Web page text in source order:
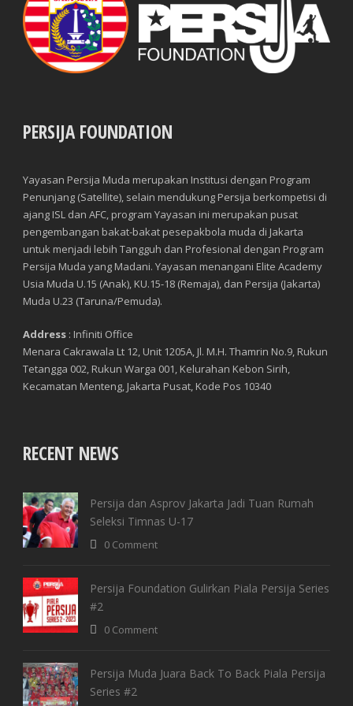
PERSIJA FOUNDATION
Yayasan Persija Muda merupakan Institusi dengan Program
Penunjang (Satellite), selain mendukung Persija berkompetisi di
ajang ISL dan AFC, program Yayasan ini merupakan pusat
pengembangan bakat-bakat pesepakbola muda di Jakarta
untuk menjadi lebih Tangguh dan Profesional dengan Program
Persija Muda yang Madani. Yayasan menangani Elite Academy
Usia Muda U.15 (Anak), KU.15-18 (Remaja), dan Persija (Jakarta)
Muda U.23 (Taruna/Pemuda).
Address : Infiniti Office
Menara Cakrawala Lt 12, Unit 1205A, Jl. M.H. Thamrin No.9, Rukun
Tetangga 002, Rukun Warga 001, Kelurahan Kebon Sirih,
Kecamatan Menteng, Jakarta Pusat, Kode Pos 10340
RECENT NEWS
Persija dan Asprov Jakarta Jadi Tuan Rumah
Seleksi Timnas U-17
0 Comment
Persija Foundation Gulirkan Piala Persija Series
#2
0 Comment
Persija Muda Juara Back To Back Piala Persija
Series #2